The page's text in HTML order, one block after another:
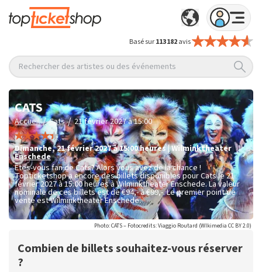
Basé sur113 182avis
Rechercher des artistes ou des événements
CATS
Accueil / Cats / 21 février 2027 à 15:00
dimanche,21 février 2027 à 15:00heures |Wilminktheater
Enschede
Êtes-vous fan de Cats? Alors vous avez de la chance !
Topticketshop a encore des billets disponibles pour Cats le 21
février 2027 à 15:00 heures à Wilminktheater Enschede. La valeur
nominale de ces billets est de€94,- à €99,-. Le premier point de
vente est Wilminktheater Enschede.
Photo: CATS – Fotocredits: Viaggio Routard (WIkimedia CC BY 2.0)
Combien de billets souhaitez-vous réserver
?